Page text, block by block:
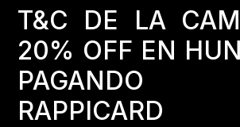
T&C DE LA
20% OFF EN
PAGANDO
RAPPICARD